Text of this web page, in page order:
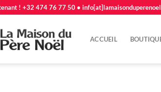
! +32 474 76 77 50 •
ACCUEIL